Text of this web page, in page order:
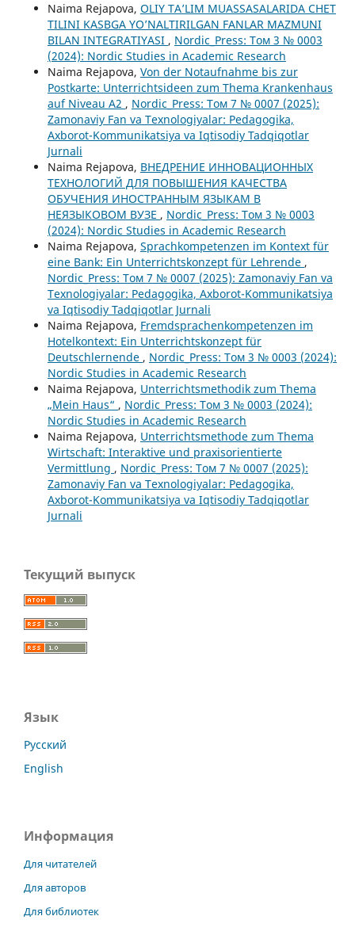
Naima Rejapova, OLIY TA’LIM MUASSASALARIDA CHET
TILINI KASBGA YO’NALTIRILGAN FANLAR MAZMUNI
BILAN INTEGRATIYASI , Nordic_Press: Том 3 № 0003
(2024): Nordic Studies in Academic Research
Naima Rejapova, Von der Notaufnahme bis zur
Postkarte: Unterrichtsideen zum Thema Krankenhaus
auf Niveau A2 , Nordic_Press: Том 7 № 0007 (2025):
Zamonaviy Fan va Texnologiyalar: Pedagogika,
Axborot-Kommunikatsiya va Iqtisodiy Tadqiqotlar
Jurnali
Naima Rejapova, ВНЕДРЕНИЕ ИННОВАЦИОННЫХ
ТЕХНОЛОГИЙ ДЛЯ ПОВЫШЕНИЯ КАЧЕСТВА
ОБУЧЕНИЯ ИНОСТРАННЫМ ЯЗЫКАМ В
НЕЯЗЫКОВОМ ВУЗЕ , Nordic_Press: Том 3 № 0003
(2024): Nordic Studies in Academic Research
Naima Rejapova, Sprachkompetenzen im Kontext für
eine Bank: Ein Unterrichtskonzept für Lehrende ,
Nordic_Press: Том 7 № 0007 (2025): Zamonaviy Fan va
Texnologiyalar: Pedagogika, Axborot-Kommunikatsiya
va Iqtisodiy Tadqiqotlar Jurnali
Naima Rejapova, Fremdsprachenkompetenzen im
Hotelkontext: Ein Unterrichtskonzept für
Deutschlernende , Nordic_Press: Том 3 № 0003 (2024):
Nordic Studies in Academic Research
Naima Rejapova, Unterrichtsmethodik zum Thema
„Mein Haus“ , Nordic_Press: Том 3 № 0003 (2024):
Nordic Studies in Academic Research
Naima Rejapova, Unterrichtsmethode zum Thema
Wirtschaft: Interaktive und praxisorientierte
Vermittlung , Nordic_Press: Том 7 № 0007 (2025):
Zamonaviy Fan va Texnologiyalar: Pedagogika,
Axborot-Kommunikatsiya va Iqtisodiy Tadqiqotlar
Jurnali
Текущий выпуск
Язык
Русский
English
Информация
Для читателей
Для авторов
Для библиотек